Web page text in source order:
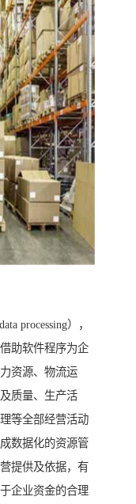
processing），
助软件程序为企
资源、物流运
质量、生产活
等全部经营活动
数据化的资源管
提供及依据，有
企业资金的合理